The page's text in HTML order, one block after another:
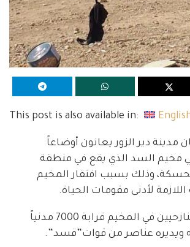
This post is also available in:
مدينة دير الزور يعانون أوضاعاً
مخيم السد الذي يقع في منطقة
وذلك بسبب افتقار المخيم
لأدنى مقومات الحياة.
حيث يبلغ أعداد النازحيين في المخيم قرابة 7000 مدنياً
ويديره عناصر من قوات”قسد”.